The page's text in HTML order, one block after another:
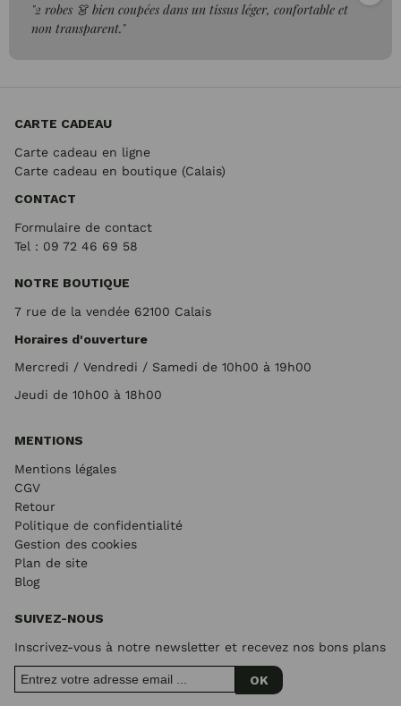
"2 robes 👗 bien coupées dans un tissus léger, confortable et
non transparent."
CARTE CADEAU
Carte cadeau en ligne
Carte cadeau en boutique (Calais)
CONTACT
Formulaire de contact
Tel : 09 72 46 69 58
NOTRE BOUTIQUE
7 rue de la vendée 62100 Calais
Horaires d'ouverture
Mercredi / Vendredi / Samedi de 10h00 à 19h00
Jeudi de 10h00 à 18h00
MENTIONS
Mentions légales
CGV
Retour
Politique de confidentialité
Gestion des cookies
Plan de site
Blog
SUIVEZ-NOUS
Inscrivez-vous à notre newsletter et recevez nos bons plans
OK